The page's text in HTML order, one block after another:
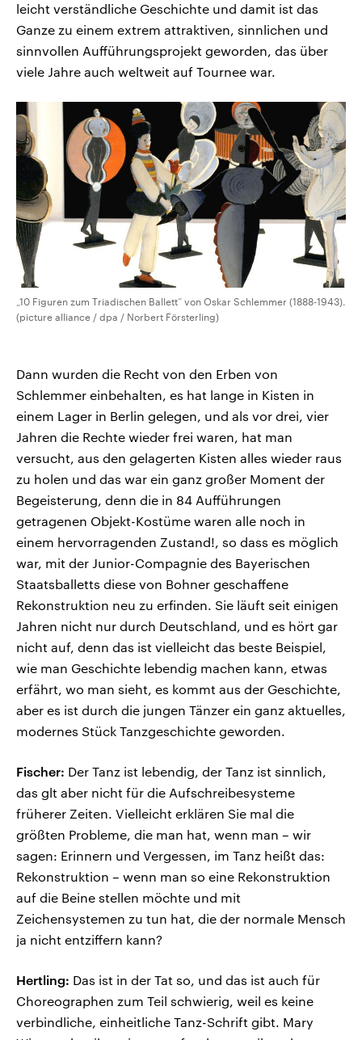
leicht verständliche Geschichte und damit ist das
Ganze zu einem extrem attraktiven, sinnlichen und
sinnvollen Aufführungsprojekt geworden, das über
viele Jahre auch weltweit auf Tournee war.
„10 Figuren zum Triadischen Ballett“ von Oskar Schlemmer (1888-1943).
(picture alliance / dpa / Norbert Försterling)
Dann wurden die Recht von den Erben von
Schlemmer einbehalten, es hat lange in Kisten in
einem Lager in Berlin gelegen, und als vor drei, vier
Jahren die Rechte wieder frei waren, hat man
versucht, aus den gelagerten Kisten alles wieder raus
zu holen und das war ein ganz großer Moment der
Begeisterung, denn die in 84 Aufführungen
getragenen Objekt-Kostüme waren alle noch in
einem hervorragenden Zustand!, so dass es möglich
war, mit der Junior-Compagnie des Bayerischen
Staatsballetts diese von Bohner geschaffene
Rekonstruktion neu zu erfinden. Sie läuft seit einigen
Jahren nicht nur durch Deutschland, und es hört gar
nicht auf, denn das ist vielleicht das beste Beispiel,
wie man Geschichte lebendig machen kann, etwas
erfährt, wo man sieht, es kommt aus der Geschichte,
aber es ist durch die jungen Tänzer ein ganz aktuelles,
modernes Stück Tanzgeschichte geworden.
Fischer: Der Tanz ist lebendig, der Tanz ist sinnlich,
das glt aber nicht für die Aufschreibesysteme
früherer Zeiten. Vielleicht erklären Sie mal die
größten Probleme, die man hat, wenn man – wir
sagen: Erinnern und Vergessen, im Tanz heißt das:
Rekonstruktion – wenn man so eine Rekonstruktion
auf die Beine stellen möchte und mit
Zeichensystemen zu tun hat, die der normale Mensch
ja nicht entziffern kann?
Hertling: Das ist in der Tat so, und das ist auch für
Choreographen zum Teil schwierig, weil es keine
verbindliche, einheitliche Tanz-Schrift gibt. Mary